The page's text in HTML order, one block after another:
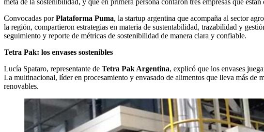
meta de la sostenibilidad, y que en primera persona contaron tres empresas que
Convocadas porPlataforma Puma, la startup argentina que acompaña al sector
la región, compartieron estrategias en materia de sustentabilidad, trazabilidad y
seguimiento y reporte de métricas de sostenibilidad de manera clara y confiable.
Tetra Pak: los envases sostenibles
Lucía Spataro, representante de Tetra Pak Argentina, explicó que los envases
La multinacional, líder en procesamiento y envasado de alimentos que lleva más
renovables.